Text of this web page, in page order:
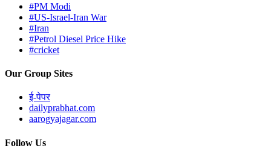
#PM Modi
#US-Israel-Iran War
#Iran
#Petrol Diesel Price Hike
#cricket
Our Group Sites
ई-पेपर
dailyprabhat.com
aarogyajagar.com
Follow Us